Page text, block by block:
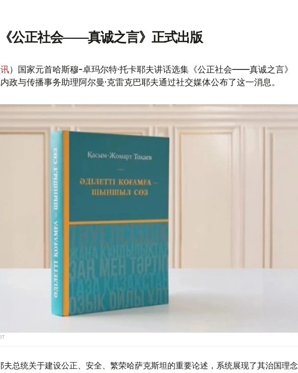
公正社会——真诚之言》正式出版
）国家元首哈斯穆-卓玛尔特·托卡耶夫讲话选集《公正社会——真诚之言》
政与传播事务助理阿尔曼·克雷克巴耶夫通过社交媒体公布了这一消息。
夫总统关于建设公正、安全、繁荣哈萨克斯坦的重要论述，系统展现了其治国理念